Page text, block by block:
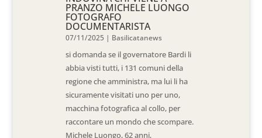
PRANZO MICHELE LUONGO
FOTOGRAFO
DOCUMENTARISTA
07/11/2025 | Basilicatanews
si domanda se il governatore Bardi li
abbia visti tutti, i 131 comuni della
regione che amministra, ma lui li ha
sicuramente visitati uno per uno,
macchina fotografica al collo, per
raccontare un mondo che scompare.
Michele Luongo, 62 anni,